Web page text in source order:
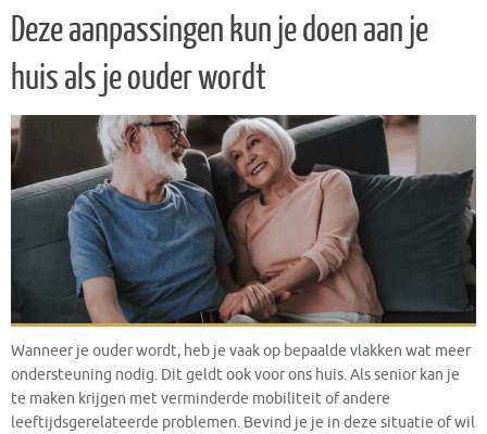
Deze aanpassingen kun je doen aan je
huis als je ouder wordt
Wanneer je ouder wordt, heb je vaak op bepaalde vlakken wat meer
ondersteuning nodig. Dit geldt ook voor ons huis. Als senior kan je
te maken krijgen met verminderde mobiliteit of andere
leeftijdsgerelateerde problemen. Bevind je je in deze situatie of wil